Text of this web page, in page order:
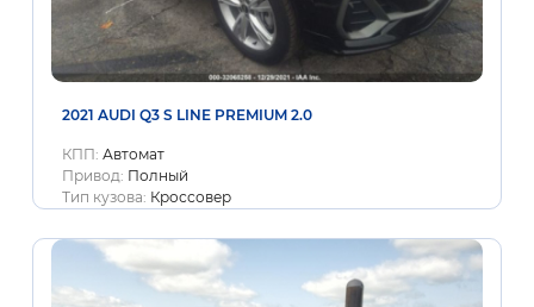
2021 AUDI Q3 S LINE PREMIUM 2.0
КПП: Автомат
Привод: Полный
Тип кузова: Кроссовер